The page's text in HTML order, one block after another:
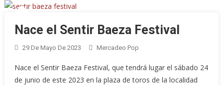
Nace el Sentir Baeza Festival
29 De Mayo De 2023 Mercadeo Pop
Nace el Sentir Baeza Festival, que tendrá lugar el sábado 24
de junio de este 2023 en la plaza de toros de la localidad